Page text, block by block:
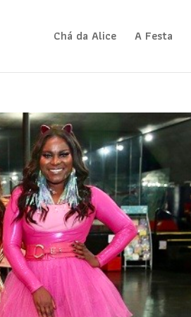
Chá da Alice A Festa